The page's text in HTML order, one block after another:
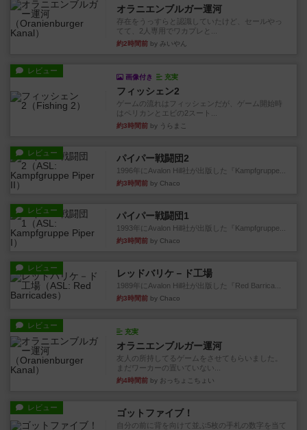
オラニエンブルガー運河
存在をうっすらと認識していたけど、セールやっ
てて、2人専用でワカプレと...
約2時間前 by みいやん
レビュー
画像付き 充実
フィッシェン2
ゲームの流れはフィッシェンだが、ゲーム開始時
はペリカンとエビの2スート...
約3時間前 by うらまこ
レビュー パイパー戦闘団2
1996年にAvalon Hill社が出版した『Kampfgruppe...
約3時間前 by Chaco
レビュー パイパー戦闘団1
1993年にAvalon Hill社が出版した『Kampfgruppe...
約3時間前 by Chaco
レビュー レッドバリケ－ド工場
1989年にAvalon Hill社が出版した『Red Barrica...
約3時間前 by Chaco
レビュー
充実
オラニエンブルガー運河
友人の所持してるゲームをさせてもらいました。
まだワーカーの置いていない...
約4時間前 by おっちょこちょい
レビュー ゴットファイブ！
自分の前に背を向けて並ぶ5枚の手札の数字を当て